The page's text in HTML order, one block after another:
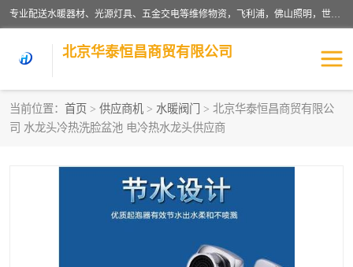
专业配送水暖器材、光源灯具、五金交电等维修物资，飞利浦，佛山照明，世达，博世，九牧，特陶等各产品涉及国内外知名品牌。公司专注与物业、学校、酒店、工厂等单位合作，提供一站式配送服务，降低客户综合成本。依托电子商务改变传统模式，以专业的团队为客户提供24H物资配送到达，货到月结、统一开票，便捷退换等服务，提高了企业的运营效率。
北京华泰恒昌商贸有限公司
当前位置： 首页 > 供应商机 > 水暖阀门
> 北京华泰恒昌商贸有限公
司 水龙头冷热洗脸盆池 电冷热水龙头供应商
水暖阀门 电料灯饰
涂料辅材